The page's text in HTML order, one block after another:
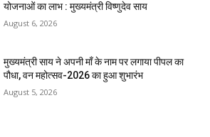
योजनाओं का लाभ : मुख्यमंत्री विष्णुदेव साय
August 6, 2026
मुख्यमंत्री साय ने अपनी माँ के नाम पर लगाया पीपल का
पौधा, वन महोत्सव-2026 का हुआ शुभारंभ
August 5, 2026